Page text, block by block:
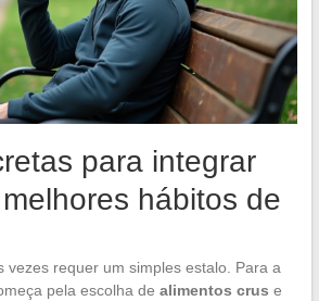
para integrar
hábitos de
vezes requer um simples estalo. Para a
pela escolha de alimentos crus e